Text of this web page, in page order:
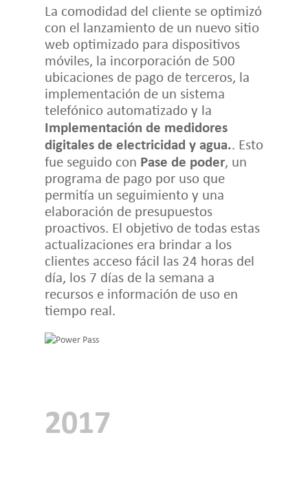
La comodidad del cliente se optimizó
con el lanzamiento de un nuevo sitio
web optimizado para dispositivos
móviles, la incorporación de 500
ubicaciones de pago de terceros, la
implementación de un sistema
telefónico automatizado y la
Implementación de medidores
digitales de electricidad y agua.. Esto
fue seguido con Pase de poder, un
programa de pago por uso que
permitía un seguimiento y una
elaboración de presupuestos
proactivos. El objetivo de todas estas
actualizaciones era brindar a los
clientes acceso fácil las 24 horas del
día, los 7 días de la semana a
recursos e información de uso en
tiempo real.
2017